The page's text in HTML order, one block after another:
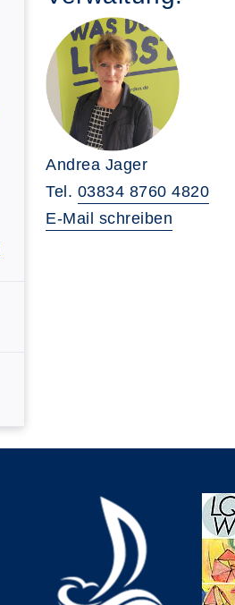
Andrea Jager
Tel. 03834 8760 4820
E-Mail schreiben